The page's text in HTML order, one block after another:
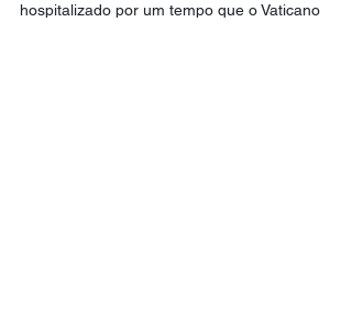
hospitalizado por um tempo que o Vaticano